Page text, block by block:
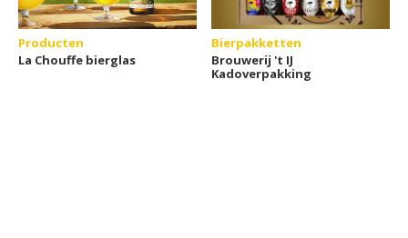
Producten
La Chouffe bierglas
Bierpakketten
Brouwerij 't IJ
Kadoverpakking